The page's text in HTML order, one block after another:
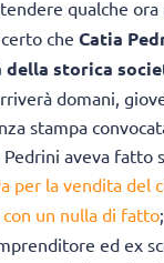
qualche ora
che Catia
storica
domani,
stampa
Pedrini aveva fatto
per la vendita del
con un nulla di fatto
ed ex